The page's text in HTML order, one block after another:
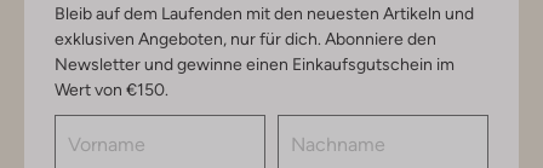
Bleib auf dem Laufenden mit den neuesten Artikeln und
exklusiven Angeboten, nur für dich. Abonniere den
Newsletter und gewinne einen Einkaufsgutschein im
Wert von €150.